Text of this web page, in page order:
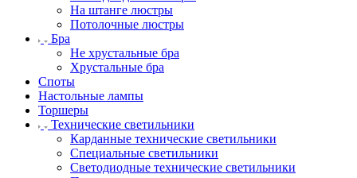
На штанге люстры
Потолочные люстры
Бра
Не хрустальные бра
Хрустальные бра
Споты
Настольные лампы
Торшеры
Технические светильники
Карданные технические светильники
Специальные светильники
Светодиодные технические светильники